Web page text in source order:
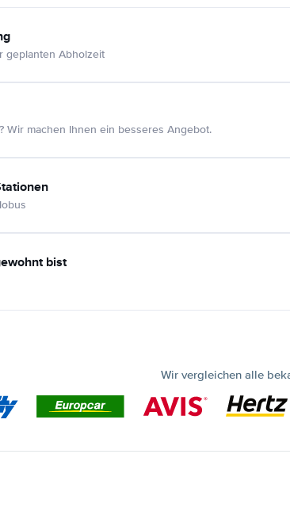
geplanten Abholzeit
Wir machen Ihnen ein besseres Angebot.
bist
Wir vergleichen alle